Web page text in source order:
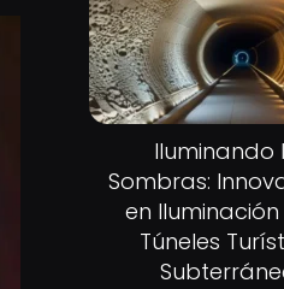
Iluminando
Sombras:
en
Túneles